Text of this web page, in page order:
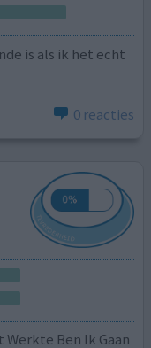
is als ik het echt
0 reacties
Ben Ik Gaan